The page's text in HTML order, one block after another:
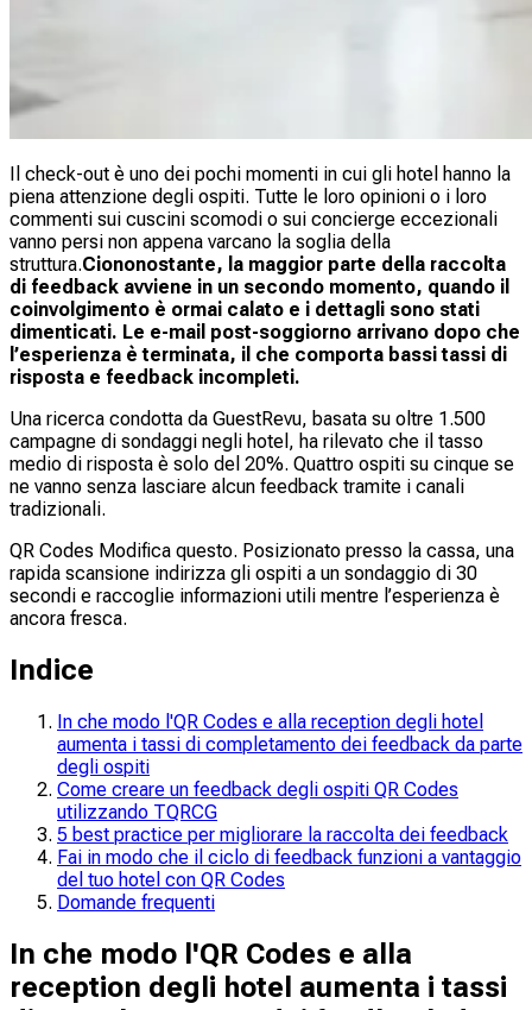
Il check-out è uno dei pochi momenti in cui gli hotel hanno la
piena attenzione degli ospiti. Tutte le loro opinioni o i loro
commenti sui cuscini scomodi o sui concierge eccezionali
vanno persi non appena varcano la soglia della
struttura.Ciononostante, la maggior parte della raccolta
di feedback avviene in un secondo momento, quando il
coinvolgimento è ormai calato e i dettagli sono stati
dimenticati. Le e-mail post-soggiorno arrivano dopo che
l’esperienza è terminata, il che comporta bassi tassi di
risposta e feedback incompleti.
Una ricerca condotta da GuestRevu, basata su oltre 1.500
campagne di sondaggi negli hotel, ha rilevato che il tasso
medio di risposta è solo del 20%. Quattro ospiti su cinque se
ne vanno senza lasciare alcun feedback tramite i canali
tradizionali.
QR Codes Modifica questo. Posizionato presso la cassa, una
rapida scansione indirizza gli ospiti a un sondaggio di 30
secondi e raccoglie informazioni utili mentre l’esperienza è
ancora fresca.
Indice
In che modo l'QR Codes e alla reception degli hotel
aumenta i tassi di completamento dei feedback da parte
degli ospiti
Come creare un feedback degli ospiti QR Codes
utilizzando TQRCG
5 best practice per migliorare la raccolta dei feedback
Fai in modo che il ciclo di feedback funzioni a vantaggio
del tuo hotel con QR Codes
Domande frequenti
In che modo l'QR Codes e alla
reception degli hotel aumenta i tassi